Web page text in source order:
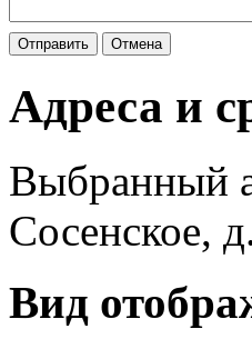
Отправить Отмена
Адреса и
Выбранный
Сосенское,
Вид